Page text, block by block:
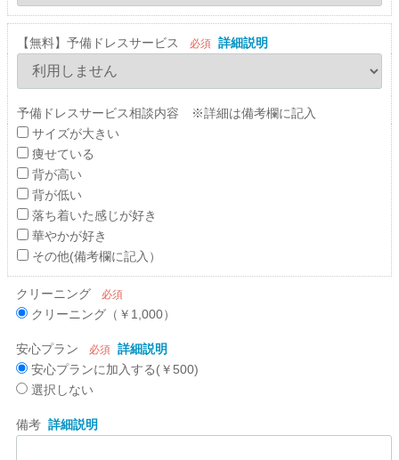
【無料】予備ドレスサービス 必須 詳細説明
予備ドレスサービス相談内容 ※詳細は備考欄に記入
サイズが大きい
痩せている
背が高い
背が低い
落ち着いた感じが好き
華やかが好き
その他(備考欄に記入）
クリーニング 必須
クリーニング（￥1,000）
安心プラン 必須 詳細説明
安心プランに加入する(￥500)
選択しない
備考 詳細説明